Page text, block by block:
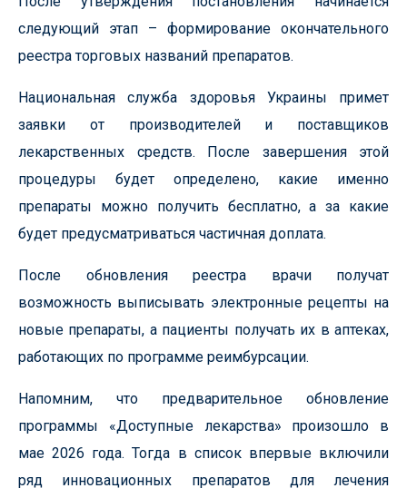
следующий этап – формирование окончательного
реестра торговых названий препаратов.
Национальная служба здоровья Украины примет
заявки от производителей и поставщиков
лекарственных средств. После завершения этой
процедуры будет определено, какие именно
препараты можно получить бесплатно, а за какие
будет предусматриваться частичная доплата.
После обновления реестра врачи получат
возможность выписывать электронные рецепты на
новые препараты, а пациенты получать их в аптеках,
работающих по программе реимбурсации.
Напомним, что предварительное обновление
программы «Доступные лекарства» произошло в
мае 2026 года. Тогда в список впервые включили
ряд инновационных препаратов для лечения